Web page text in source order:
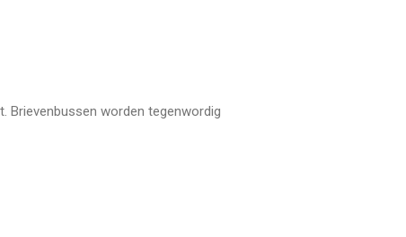
Brievenbussen worden tegenwordig